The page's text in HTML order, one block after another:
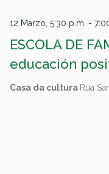
ESCOLA DE
educación
12 Marzo, 5:30 p.m. -
Casa da cultura Rúa